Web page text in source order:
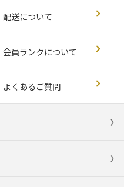
配送について
会員ランクについて
よくあるご質問